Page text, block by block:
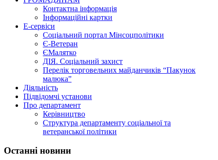
Контактна інформація
Інформаційні картки
Е-сервіси
Соціальний портал Мінсоцполітики
Є-Ветеран
ЄМалятко
ДІЯ. Соціальний захист
Перелік торговельних майданчиків “Пакунок
малюка”
Діяльність
Підвідомчі установи
Про департамент
Керівництво
Структура департаменту соціальної та
ветеранської політики
Останні новини